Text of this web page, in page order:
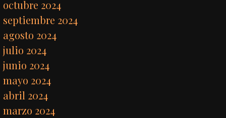
octubre 2024
septiembre 2024
agosto 2024
julio 2024
junio 2024
mayo 2024
abril 2024
marzo 2024